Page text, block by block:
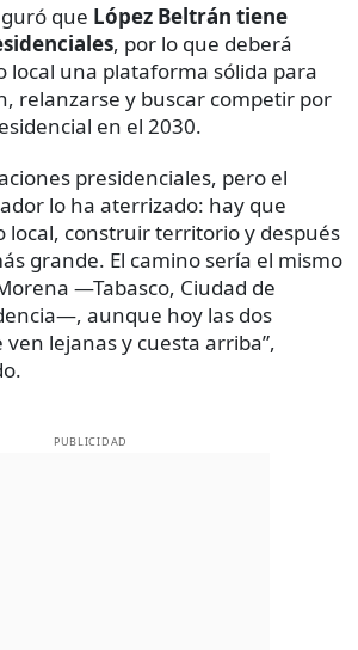
que López Beltrán tiene
, por lo que deberá
local una plataforma sólida para
relanzarse y buscar competir por
en el 2030.
presidenciales, pero el
lo ha aterrizado: hay que
local, construir territorio y después
grande. El camino sería el mismo
—Tabasco, Ciudad de
aunque hoy las dos
lejanas y cuesta arriba”,
PUBLICIDAD